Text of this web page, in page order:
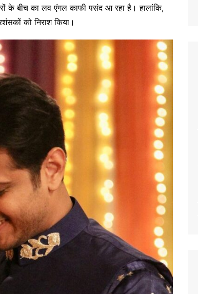
के बीच का लव एंगल काफी पसंद आ रहा है। हालांकि,
को निराश किया।